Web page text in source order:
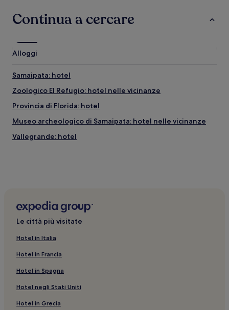
Continua a cercare
Alloggi
Samaipata: hotel
Zoologico El Refugio: hotel nelle vicinanze
Provincia di Florida: hotel
Museo archeologico di Samaipata: hotel nelle vicinanze
Vallegrande: hotel
Le città più visitate
Hotel in Italia
Hotel in Francia
Hotel in Spagna
Hotel negli Stati Uniti
Hotel in Grecia